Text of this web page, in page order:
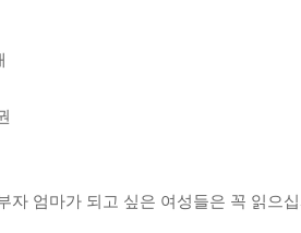
자 엄마가 되고 싶은 여성들은 꼭 읽으